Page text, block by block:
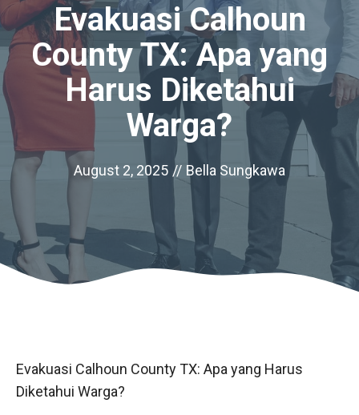
Evakuasi Calhoun
County TX: Apa yang
Harus Diketahui
Warga?
August 2, 2025 // Bella Sungkawa
Evakuasi Calhoun County TX: Apa yang Harus
Diketahui Warga?